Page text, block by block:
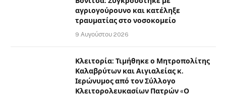
αγριογούρουνο και κατέληξε
τραυματίας στο νοσοκομείο
9 Αυγούστου 2026
Κλειτορία: Τιμήθηκε ο Μητροπολίτης
Καλαβρύτων και Αιγιαλείας κ.
Ιερώνυμος από τον Σύλλογο
Κλειτορολευκασίων Πατρών «Ο